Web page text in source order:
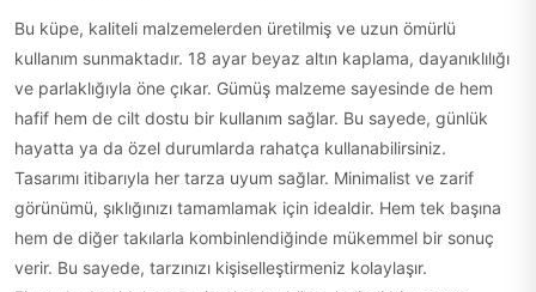
Bu küpe, kaliteli malzemelerden üretilmiş ve uzun ömürlü
kullanım sunmaktadır. 18 ayar beyaz altın kaplama, dayanıklılığı
ve parlaklığıyla öne çıkar. Gümüş malzeme sayesinde de hem
hafif hem de cilt dostu bir kullanım sağlar. Bu sayede, günlük
hayatta ya da özel durumlarda rahatça kullanabilirsiniz.
Tasarımı itibarıyla her tarza uyum sağlar. Minimalist ve zarif
görünümü, şıklığınızı tamamlamak için idealdir. Hem tek başına
hem de diğer takılarla kombinlendiğinde mükemmel bir sonuç
verir. Bu sayede, tarzınızı kişiselleştirmeniz kolaylaşır.